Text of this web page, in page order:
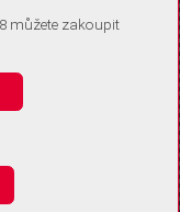
žádné informace
o souhlas s
zařízení, a
můžete zakoupit